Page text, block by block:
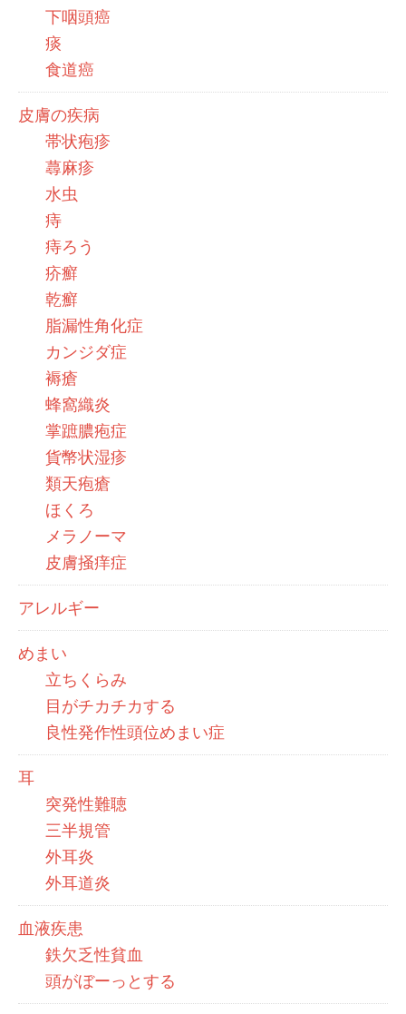
下咽頭癌
痰
食道癌
皮膚の疾病
帯状疱疹
蕁麻疹
水虫
痔
痔ろう
疥癬
乾癬
脂漏性角化症
カンジダ症
褥瘡
蜂窩織炎
掌蹠膿疱症
貨幣状湿疹
類天疱瘡
ほくろ
メラノーマ
皮膚掻痒症
アレルギー
めまい
立ちくらみ
目がチカチカする
良性発作性頭位めまい症
耳
突発性難聴
三半規管
外耳炎
外耳道炎
血液疾患
鉄欠乏性貧血
頭がぼーっとする